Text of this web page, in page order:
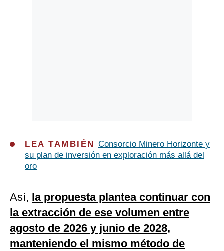
LEA TAMBIÉN Consorcio Minero Horizonte y
su plan de inversión en exploración más allá del
oro
Así, la propuesta plantea continuar con
la extracción de ese volumen entre
agosto de 2026 y junio de 2028,
manteniendo el mismo método de